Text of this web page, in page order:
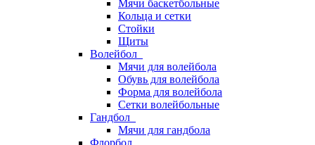
Мячи баскетбольные
Кольца и сетки
Стойки
Щиты
Волейбол
Мячи для волейбола
Обувь для волейбола
Форма для волейбола
Сетки волейбольные
Гандбол
Мячи для гандбола
Флорбол